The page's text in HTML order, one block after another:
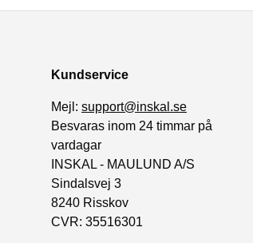
Kundservice
Mejl: support@inskal.se
Besvaras inom 24 timmar på
vardagar
INSKAL - MAULUND A/S
Sindalsvej 3
8240 Risskov
CVR: 35516301